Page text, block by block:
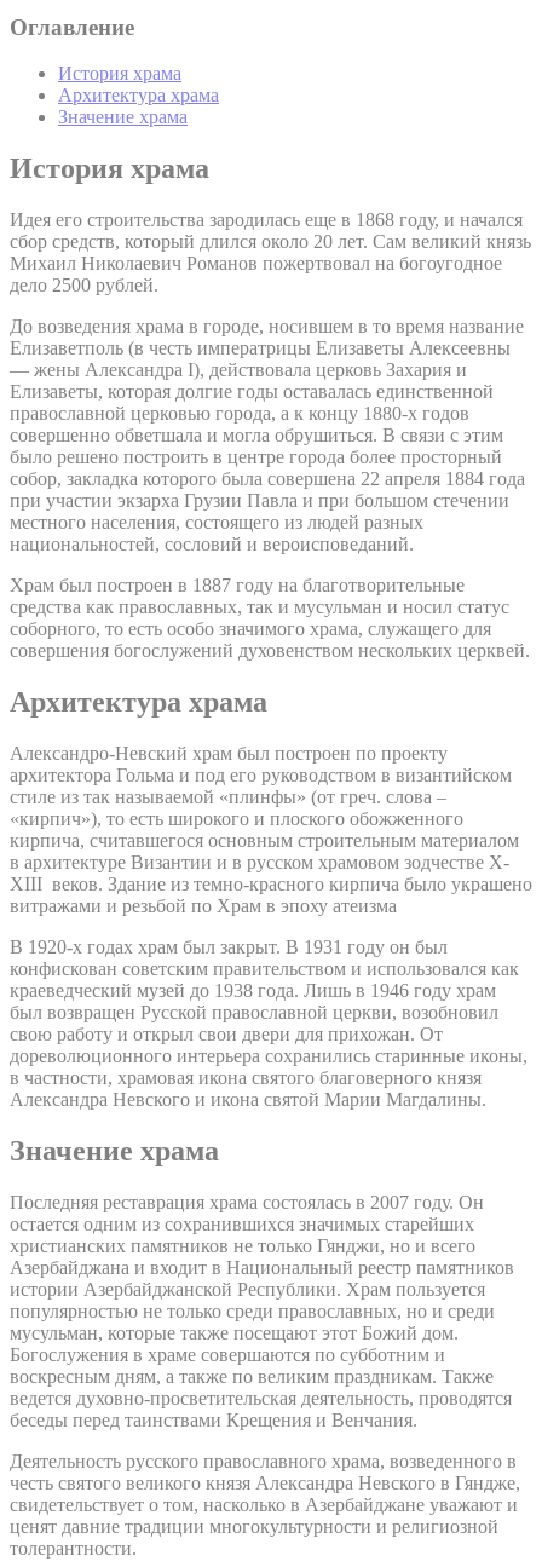
Оглавление
История храма
Архитектура храма
Значение храма
История храма
Идея его строительства зародилась еще в 1868 году, и начался
сбор средств, который длился около 20 лет. Сам великий князь
Михаил Николаевич Романов пожертвовал на богоугодное
дело 2500 рублей.
До возведения храма в городе, носившем в то время название
Елизаветполь (в честь императрицы Елизаветы Алексеевны
— жены Александра I), действовала церковь Захария и
Елизаветы, которая долгие годы оставалась единственной
православной церковью города, а к концу 1880-х годов
совершенно обветшала и могла обрушиться. В связи с этим
было решено построить в центре города более просторный
собор, закладка которого была совершена 22 апреля 1884 года
при участии экзарха Грузии Павла и при большом стечении
местного населения, состоящего из людей разных
национальностей, сословий и вероисповеданий.
Храм был построен в 1887 году на благотворительные
средства как православных, так и мусульман и носил статус
соборного, то есть особо значимого храма, служащего для
совершения богослужений духовенством нескольких церквей.
Архитектура храма
Александро-Невский храм был построен по проекту
архитектора Гольма и под его руководством в византийском
стиле из так называемой «плинфы» (от греч. слова –
«кирпич»), то есть широкого и плоского обожженного
кирпича, считавшегося основным строительным материалом
в архитектуре Византии и в русском храмовом зодчестве X-
XIII веков. Здание из темно-красного кирпича было украшено
витражами и резьбой по Храм в эпоху атеизма
В 1920-х годах храм был закрыт. В 1931 году он был
конфискован советским правительством и использовался как
краеведческий музей до 1938 года. Лишь в 1946 году храм
был возвращен Русской православной церкви, возобновил
свою работу и открыл свои двери для прихожан. От
дореволюционного интерьера сохранились старинные иконы,
в частности, храмовая икона святого благоверного князя
Александра Невского и икона святой Марии Магдалины.
Значение храма
Последняя реставрация храма состоялась в 2007 году. Он
остается одним из сохранившихся значимых старейших
христианских памятников не только Гянджи, но и всего
Азербайджана и входит в Национальный реестр памятников
истории Азербайджанской Республики. Храм пользуется
популярностью не только среди православных, но и среди
мусульман, которые также посещают этот Божий дом.
Богослужения в храме совершаются по субботним и
воскресным дням, а также по великим праздникам. Также
ведется духовно-просветительская деятельность, проводятся
беседы перед таинствами Крещения и Венчания.
Деятельность русского православного храма, возведенного в
честь святого великого князя Александра Невского в Гяндже,
свидетельствует о том, насколько в Азербайджане уважают и
ценят давние традиции многокультурности и религиозной
толерантности.